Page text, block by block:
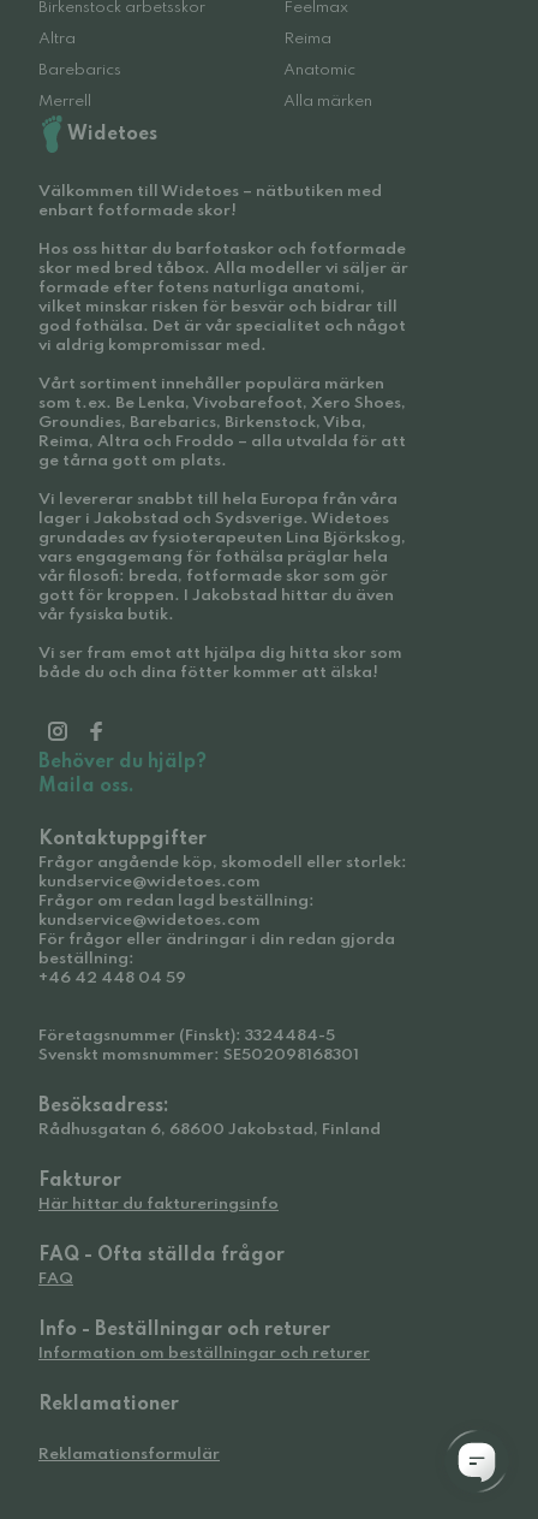
Birkenstock arbetsskor
Feelmax
Altra
Reima
Barebarics
Anatomic
Merrell
Alla märken
Widetoes
Välkommen till Widetoes – nätbutiken med
enbart fotformade skor!
Hos oss hittar du barfotaskor och fotformade
skor med bred tåbox. Alla modeller vi säljer är
formade efter fotens naturliga anatomi,
vilket minskar risken för besvär och bidrar till
god fothälsa. Det är vår specialitet och något
vi aldrig kompromissar med.
Vårt sortiment innehåller populära märken
som t.ex. Be Lenka, Vivobarefoot, Xero Shoes,
Groundies, Barebarics, Birkenstock, Viba,
Reima, Altra och Froddo – alla utvalda för att
ge tårna gott om plats.
Vi levererar snabbt till hela Europa från våra
lager i Jakobstad och Sydsverige. Widetoes
grundades av fysioterapeuten Lina Björkskog,
vars engagemang för fothälsa präglar hela
vår filosofi: breda, fotformade skor som gör
gott för kroppen. I Jakobstad hittar du även
vår fysiska butik.
Vi ser fram emot att hjälpa dig hitta skor som
både du och dina fötter kommer att älska!
Behöver du hjälp?
Maila oss.
Kontaktuppgifter
Frågor angående köp, skomodell eller storlek:
kundservice@widetoes.com
Frågor om redan lagd beställning:
kundservice@widetoes.com
För frågor eller ändringar i din redan gjorda
beställning:
+46 42 448 04 59
Företagsnummer (Finskt): 3324484-5
Svenskt momsnummer: SE502098168301
Besöksadress:
Rådhusgatan 6, 68600 Jakobstad, Finland
Fakturor
Här hittar du faktureringsinfo
FAQ - Ofta ställda frågor
FAQ
Info - Beställningar och returer
Information om beställningar och returer
Reklamationer
Reklamationsformulär